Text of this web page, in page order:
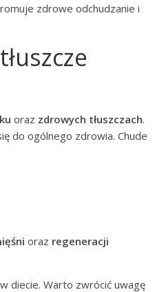
zdrowe odchudzanie i
oraz zdrowych tłuszczach.
do ogólnego zdrowia. Chude
oraz regeneracji
diecie. Warto zwrócić uwagę